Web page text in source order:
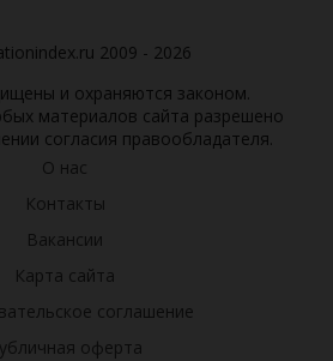
2009 - 2026
и охраняются законом.
материалов сайта разрешено
согласия правообладателя.
О нас
Контакты
Вакансии
Карта сайта
соглашение
оферта